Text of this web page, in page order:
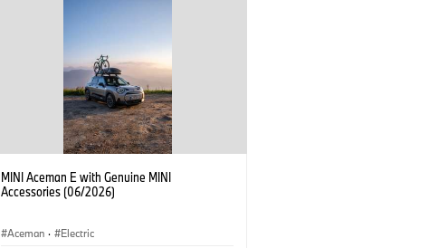
MINI Aceman E with Genuine MINI
Accessories (06/2026)
Aceman · Electric